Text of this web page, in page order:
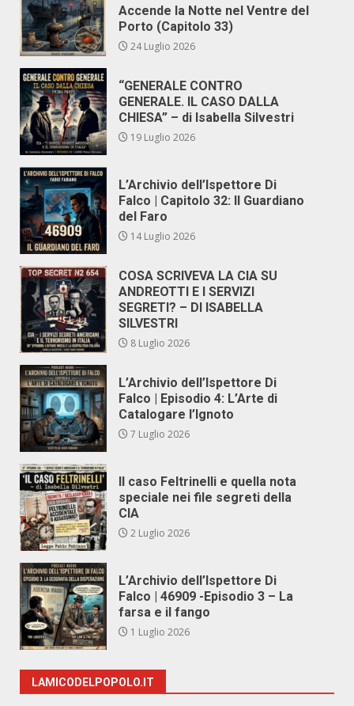
Accende la Notte nel Ventre del
Porto (Capitolo 33)
24 Luglio 2026
“GENERALE CONTRO
GENERALE. IL CASO DALLA
CHIESA” – di Isabella Silvestri
19 Luglio 2026
L’Archivio dell’Ispettore Di
Falco | Capitolo 32: Il Guardiano
del Faro
14 Luglio 2026
COSA SCRIVEVA LA CIA SU
ANDREOTTI E I SERVIZI
SEGRETI? – DI ISABELLA
SILVESTRI
8 Luglio 2026
L’Archivio dell’Ispettore Di
Falco | Episodio 4: L’Arte di
Catalogare l’Ignoto
7 Luglio 2026
Il caso Feltrinelli e quella nota
speciale nei file segreti della
CIA
2 Luglio 2026
L’Archivio dell’Ispettore Di
Falco | 46909 -Episodio 3 – La
farsa e il fango
1 Luglio 2026
LAMICODELPOPOLO.IT